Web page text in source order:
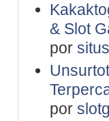
& Slot
por
por